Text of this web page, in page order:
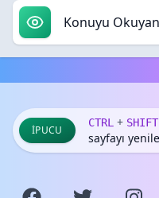
Konuyu
İPUCU
CTRL + SHIFT
sayfayı